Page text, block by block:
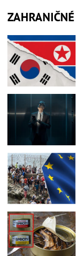
ZAHRANIČNÉ